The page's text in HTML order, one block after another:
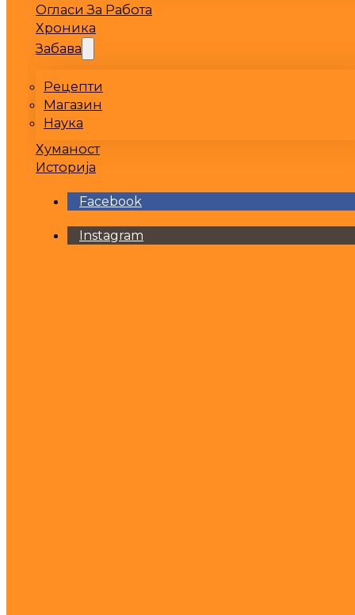
Огласи За Работа
Хроника
Забава
Рецепти
Магазин
Наука
Хуманост
Историја
Facebook
Instagram